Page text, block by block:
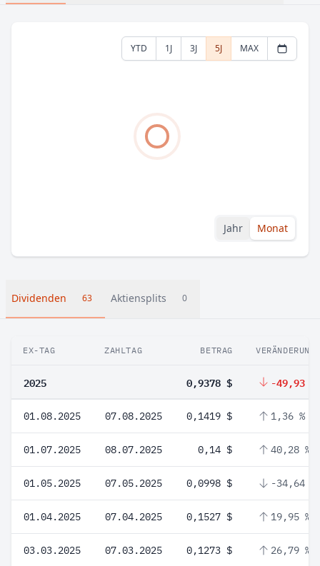
YTD 1J 3J 5J MAX
Jahr Monat
Dividenden 63 Aktiensplits 0
EX-TAG ZAHLTAG BETRAG VERÄNDERUNG
2025 0,9378 $ -49,93 %
01.08.2025 07.08.2025 0,1419 $ 1,36 %
01.07.2025 08.07.2025 0,14 $ 40,28 %
01.05.2025 07.05.2025 0,0998 $ -34,64 %
01.04.2025 07.04.2025 0,1527 $ 19,95 %
03.03.2025 07.03.2025 0,1273 $ 26,79 %